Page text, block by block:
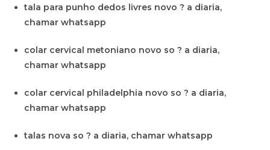
tala para punho dedos livres novo ? a diaria,
chamar whatsapp
colar cervical metoniano novo so ? a diaria,
chamar whatsapp
colar cervical philadelphia novo so ? a diaria,
chamar whatsapp
talas nova so ? a diaria, chamar whatsapp